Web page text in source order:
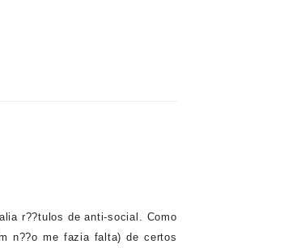
r??tulos de anti-social. Como
n??o me fazia falta) de certos